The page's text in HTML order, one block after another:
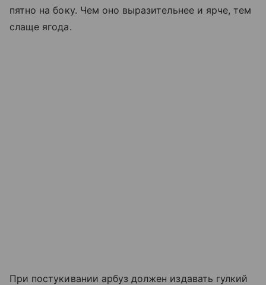
пятно на боку. Чем оно выразительнее и ярче, тем
слаще ягода.
При постукивании арбуз должен издавать гулкий